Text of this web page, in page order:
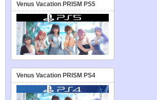
Venus Vacation PRISM PS5
Venus Vacation PRISM PS4